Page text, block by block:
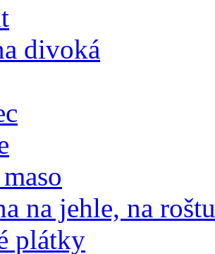
divoká
na jehle, na roštu
plátky